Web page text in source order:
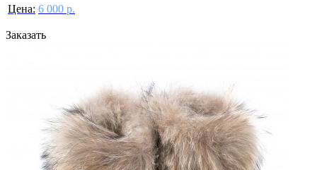
Цена: 6 000 р.
Заказать